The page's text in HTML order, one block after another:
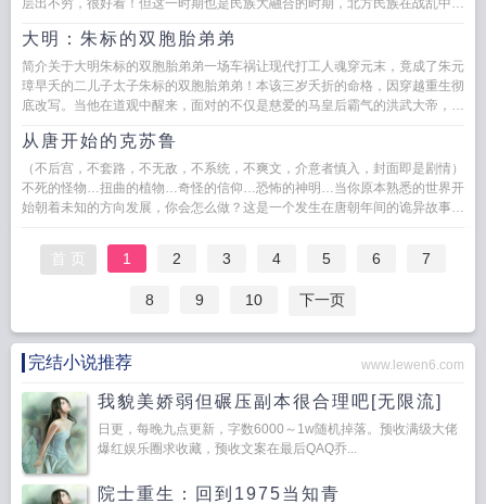
层出不穷，很好看！但这一时期也是民族大融合的时期，北方民族在战乱中逐
大明：朱标的双胞胎弟弟
简介关于大明朱标的双胞胎弟弟一场车祸让现代打工人魂穿元末，竟成了朱元
璋早夭的二儿子太子朱标的双胞胎弟弟！本该三岁夭折的命格，因穿越重生彻
底改写。当他在道观中醒来，面对的不仅是慈爱的马皇后霸气的洪武大帝，还
从唐开始的克苏鲁
（不后宫，不套路，不无敌，不系统，不爽文，介意者慎入，封面即是剧情）
不死的怪物…扭曲的植物…奇怪的信仰…恐怖的神明…当你原本熟悉的世界开
始朝着未知的方向发展，你会怎么做？这是一个发生在唐朝年间的诡异故事因
首 页 1 2 3 4 5 6 7
8 9 10 下一页
完结小说推荐 www.lewen6.com
我貌美娇弱但碾压副本很合理吧[无限流]
日更，每晚九点更新，字数6000～1w随机掉落。预收满级大佬
爆红娱乐圈求收藏，预收文案在最后QAQ乔...
院士重生：回到1975当知青